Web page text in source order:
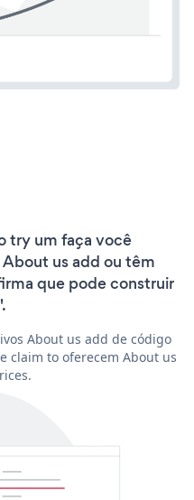
try um faça você
us add ou têm
que pode construir
About us add de código
claim to oferecem About us